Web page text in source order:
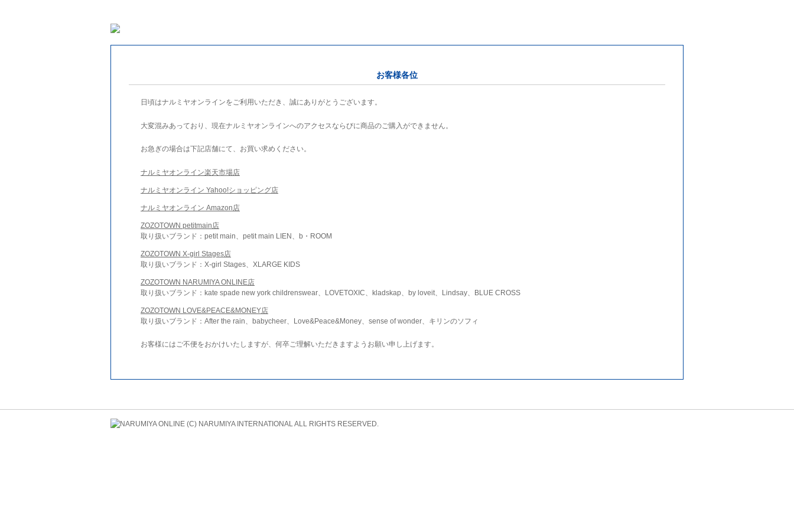
お客様各位
日頃はナルミヤオンラインをご利用いただき、誠にありがとうございます。
大変混みあっており、現在ナルミヤオンラインへのアクセスならびに商品のご購入ができません。
お急ぎの場合は下記店舗にて、お買い求めください。
ナルミヤオンライン楽天市場店
ナルミヤオンライン Yahoo!ショッピング店
ナルミヤオンライン Amazon店
ZOZOTOWN petitmain店
取り扱いブランド：petit main、petit main LIEN、b・ROOM
ZOZOTOWN X-girl Stages店
取り扱いブランド：X-girl Stages、XLARGE KIDS
ZOZOTOWN NARUMIYA ONLINE店
取り扱いブランド：kate spade new york childrenswear、LOVETOXIC、kladskap、by loveit、Lindsay、BLUE CROSS
ZOZOTOWN LOVE&PEACE&MONEY店
取り扱いブランド：After the rain、babycheer、Love&Peace&Money、sense of wonder、キリンのソフィ
お客様にはご不便をおかけいたしますが、何卒ご理解いただきますようお願い申し上げます。